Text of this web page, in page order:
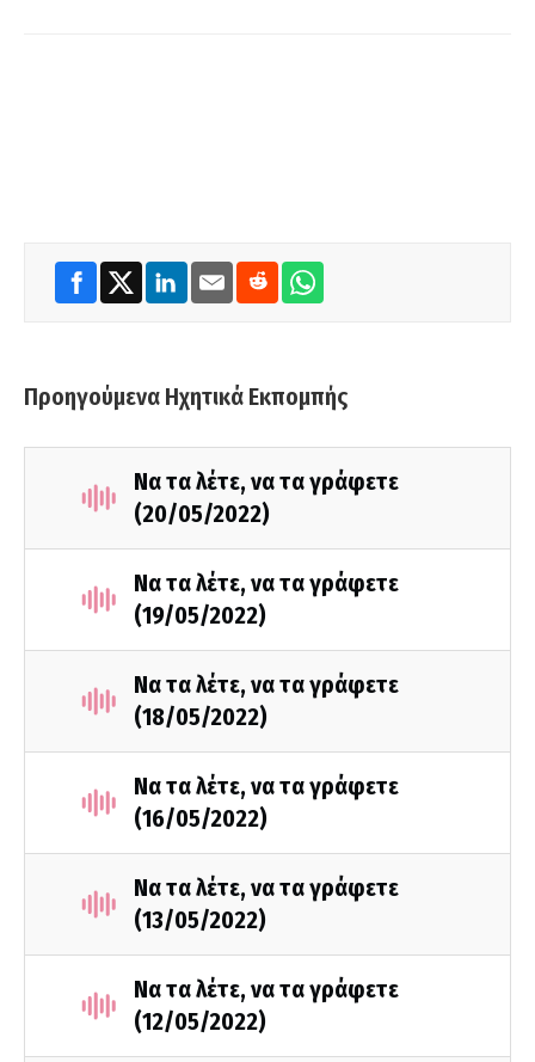
Προηγούμενα Ηχητικά Εκπομπής
Να τα λέτε, να τα γράφετε
(20/05/2022)
Να τα λέτε, να τα γράφετε
(19/05/2022)
Να τα λέτε, να τα γράφετε
(18/05/2022)
Να τα λέτε, να τα γράφετε
(16/05/2022)
Να τα λέτε, να τα γράφετε
(13/05/2022)
Να τα λέτε, να τα γράφετε
(12/05/2022)